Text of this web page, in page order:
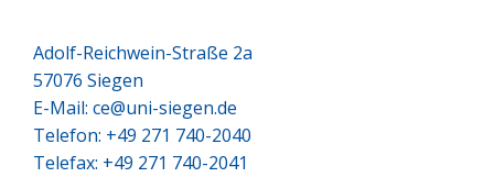
Adolf-Reichwein-Straße 2a
57076 Siegen
E-Mail: ce@uni-siegen.de
Telefon: +49 271 740-2040
Telefax: +49 271 740-2041